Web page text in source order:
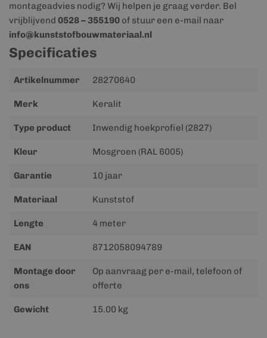
montageadvies nodig? Wij helpen je graag verder. Bel
vrijblijvend 0528 – 355190 of stuur een e-mail naar
info@kunststofbouwmateriaal.nl
Specificaties
Meer
Artikelnummer 28270640
Merk Keralit
Type product Inwendig hoekprofiel (2827)
Kleur Mosgroen (RAL 6005)
Garantie 10 jaar
Materiaal Kunststof
Lengte 4 meter
EAN 8712058094789
Montage door
ons
Op aanvraag per e-mail, telefoon of
offerte
Gewicht 15.00 kg